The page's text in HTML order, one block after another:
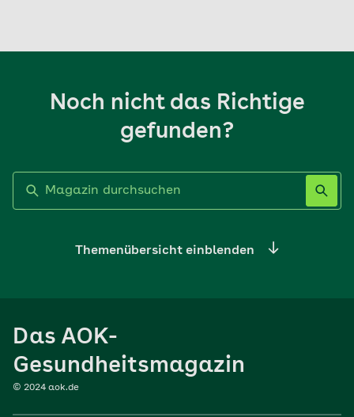
Noch nicht das Richtige
gefunden?
Themenübersicht einblenden
Sport
Das AOK-
Gesundheitsmagazin
© 2024 aok.de